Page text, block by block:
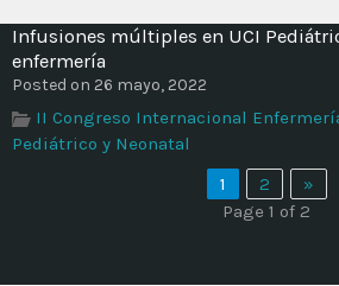
Infusiones múltiples en UCI
enfermería
Posted on 26 mayo, 2022
II Congreso Internacional
Pediátrico y Neonatal
1
2
»
Page 1 of 2